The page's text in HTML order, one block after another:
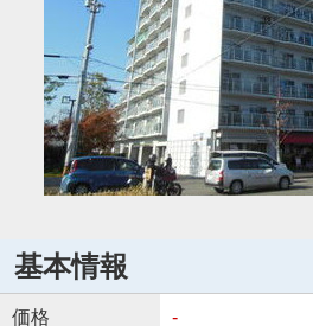
基本情報
価格 -